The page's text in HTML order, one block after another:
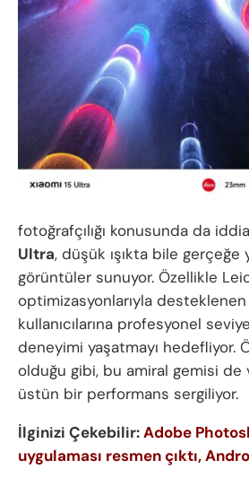
fotoğrafçılığı konusunda da
Ultra, düşük ışıkta bile gerçeğe
görüntüler sunuyor. Özellikle
optimizasyonlarıyla
kullanıcılarına profesyonel
deneyimi yaşatmayı hedefliyor.
olduğu gibi, bu amiral gemisi
üstün bir performans sergiliyor.
İlginizi Çekebilir:Adobe
uygulaması resmen çıktı,